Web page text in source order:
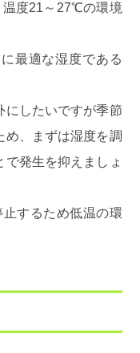
温度21～27℃の環境
最適な湿度である
にしたいですが季節
め、まずは湿度を調
発生を抑えましょ
するため低温の環